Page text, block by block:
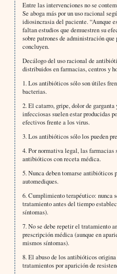
Entre las intervenciones no se
Se aboga más por un uso racional
idiosincrasia del paciente. “Aunque
faltan estudios que demuestren su
sobre patrones de administración
concluyen.
Decálogo del uso racional de
distribuidos en farmacias, centros y
1. Los antibióticos sólo son útiles
bacterias.
2. El catarro, gripe, dolor de garganta
infecciosas suelen estar producidas
efectivos frente a los virus.
3. Los antibióticos sólo los pueden
4. Por normativa legal, las farmacias
antibióticos con receta médica.
5. Nunca deben tomarse antibióticos
automediques.
6. Cumplimiento terapéutico: nunca
tratamiento antes del tiempo
síntomas).
7. No se debe repetir el tratamiento
prescripción médica (aunque en
mismos síntomas).
8. El abuso de los antibióticos
tratamientos por aparición de